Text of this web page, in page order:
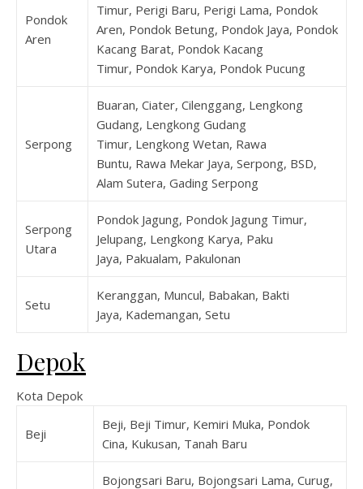
Pondok
Aren
Timur, Perigi Baru, Perigi Lama, Pondok
Aren, Pondok Betung, Pondok Jaya, Pondok
Kacang Barat, Pondok Kacang
Timur, Pondok Karya, Pondok Pucung
Serpong
Buaran, Ciater, Cilenggang, Lengkong
Gudang, Lengkong Gudang
Timur, Lengkong Wetan, Rawa
Buntu, Rawa Mekar Jaya, Serpong, BSD,
Alam Sutera, Gading Serpong
Serpong
Utara
Pondok Jagung, Pondok Jagung Timur,
Jelupang, Lengkong Karya, Paku
Jaya, Pakualam, Pakulonan
Setu
Keranggan, Muncul, Babakan, Bakti
Jaya, Kademangan, Setu
Depok
Kota Depok
Beji
Beji, Beji Timur, Kemiri Muka, Pondok
Cina, Kukusan, Tanah Baru
Bojongsari Baru, Bojongsari Lama, Curug,